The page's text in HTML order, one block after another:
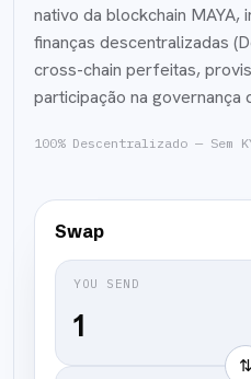
nativo da blockchain MAYA,
finanças descentralizadas
cross-chain perfeitas,
participação na governança
100% Descentralizado — Sem
Swap
YOU SEND
⇅